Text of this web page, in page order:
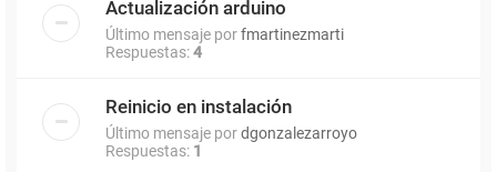
Actualización arduino
Último mensaje porfmartinezmarti
Respuestas:4
Reinicio en instalación
Último mensaje pordgonzalezarroyo
Respuestas: 1